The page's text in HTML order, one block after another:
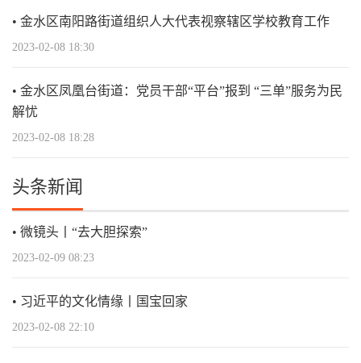
金水区南阳路街道组织人大代表视察辖区学校教育工作
2023-02-08 18:30
金水区凤凰台街道：党员干部“平台”报到 “三单”服务为民
解忧
2023-02-08 18:28
头条新闻
微镜头丨“去大胆探索”
2023-02-09 08:23
习近平的文化情缘丨国宝回家
2023-02-08 22:10